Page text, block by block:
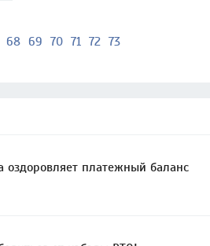
68 69 70 71 72 73
оздоровляет платежный баланс